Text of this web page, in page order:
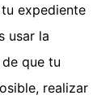
expediente
usar la
que tu
realizar